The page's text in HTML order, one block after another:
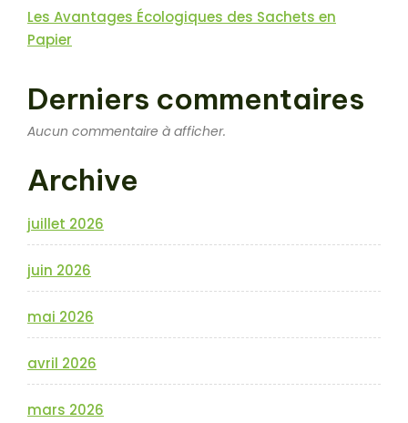
Les Avantages Écologiques des Sachets en
Papier
Derniers commentaires
Aucun commentaire à afficher.
Archive
juillet 2026
juin 2026
mai 2026
avril 2026
mars 2026